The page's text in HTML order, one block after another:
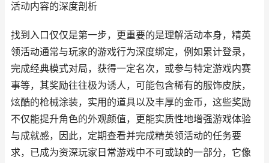
活动内容的深度剖析
找到入口仅仅是第一步，更重要的是理解活动本身，精英
领活动通常与玩家的游戏行为深度绑定，例如累计登录，
完成经典模式对局，获得一定名次，或参与特定游戏内赛
事等，其奖励往往极为诱人，可能包含稀有的服饰皮肤，
炫酷的枪械涂装，实用的道具以及丰厚的金币，这些奖励
不仅能提升角色的外观颜值，更能实质性地增强游戏体验
与成就感，因此，定期查看并完成精英领活动的任务要
求，已成为资深玩家日常游戏中不可或缺的一部分，它像